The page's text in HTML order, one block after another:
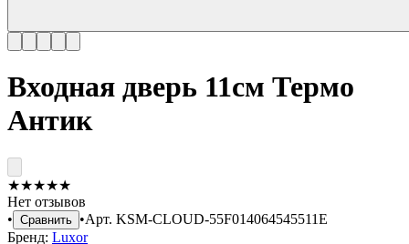
Входная дверь 11см Термо
Антик
★★★★★
Нет отзывов
• Сравнить •Арт. KSM-CLOUD-55F014064545511E
Бренд: Luxor